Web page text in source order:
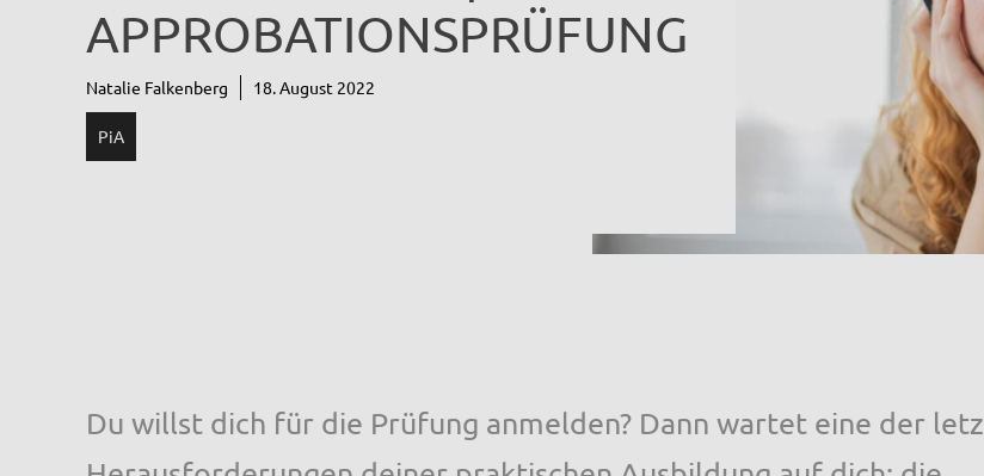
APPROBATIONSPRÜFUNG
Natalie Falkenberg 18. August 2022
PiA
Du willst dich für die Prüfung anmelden? Dann wartet eine der